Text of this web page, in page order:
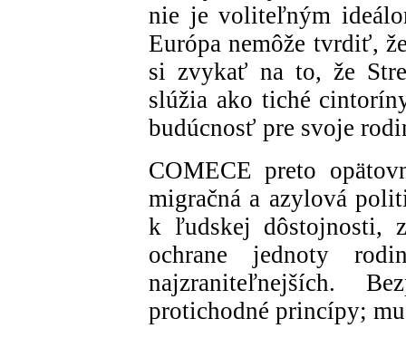
nie je voliteľným
Európa nemôže tvrdiť,
si zvykať na to, že
slúžia ako tiché
budúcnosť pre svoje
COMECE preto
migračná a azylová
k ľudskej dôstojnosti,
ochrane jednoty
najzraniteľnejších.
protichodné princípy;